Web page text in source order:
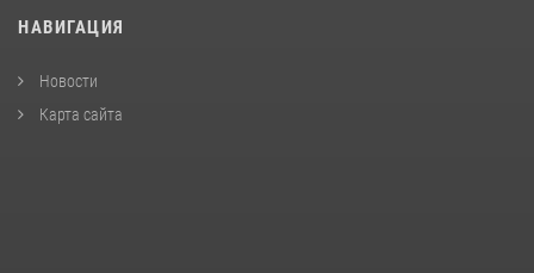
НАВИГАЦИЯ
Новости
Карта сайта